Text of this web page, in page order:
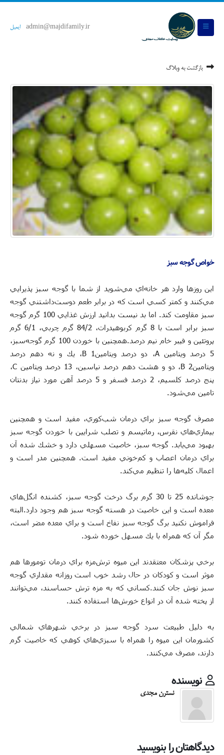
admin@majdifamily.ir ایمیل
بازگشت به وبلاگ
خواص گوجه سبز
ا‌ين روزها وارد هر خانه‌اي مي‌شويد از شما با گوجه سبز پذيرايي
مي‌كنند و كمتر كسي است كه در برابر طعم دوست‌داشتني گوجه
سبز مقاومت كند. اما بد نيست بدانيد ارزش غذايي 100 گرم گوجه
سبز برابر است با 8 گرم كربوهيدرات، 84/2 گرم چربي، 6/1 گرم
پروتئين و فيبر خام نيم درصد.همچنين با خوردن 100 گرم گوجه‌سبز،
5 درصد ويتامين A، دو درصد ويتامين1 B، يك و نه دهم درصد
ويتامين2 B، دو و هشت دهم درصد نياسين، 13 درصد ويتامين C،
پنج درصد كلسيم، 2 درصد فسفر و 5 درصد آهن مورد نياز بدنتان
تامين مي‌شود.
مصرف گوجه سبز براي درمان شب‌كوري، مفيد است و همچنين
بيماري‌هاي نقرس، رماتيسم و تصلب شرايين با خوردن گوجه سبز
بهبود مي‌يابد. گوجه سبز، خاصيت مسهلي دارد و خشك شده آن
براي درمان اعصاب و كم‌خوني مفيد است. همچنين مدر است و
اعمال كليه‌ها را تنظيم مي‌كند.
جوشانده 25 تا 30 گرم برگ درخت گوجه سبز، كشنده انگل‌هاي
معده است و اين خاصيت در هسته گوجه سبز هم وجود دارد.البته
فراموش نكنيد برگ گوجه سبز نفاخ است و براي معده مضر است،
مگر آن كه همراه با يك مسهل خورده شود.
برخي پزشكان معتقدند اين ميوه ترش‌مزه براي درمان تومورها هم
موثر است و كودكان در حال رشد خوب است روزانه مقداري گوجه
سبز نوش جان كنند.كساني كه به مزه ترش حساسند، مي‌توانند
از پخته شده آن در انواع خورش‌ها استفاده كنند.
به دليل طبيعت سرد گوجه سبز در برخي شهرهاي شمالي
كشورمان اين ميوه را همراه با سبزي‌هاي كوهي كه خاصيت گرم
دارند، مصرف مي‌كنند.
نویسنده
نسترن مجدی
دیدگاهتان را بنویسید